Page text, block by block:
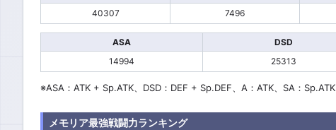
40307
7496
ASA DSD
14994
25313
※ASA：ATK + Sp.ATK、DSD：DEF + Sp.DEF、A：ATK、SA：Sp.ATK
メモリア最強戦闘力ランキング